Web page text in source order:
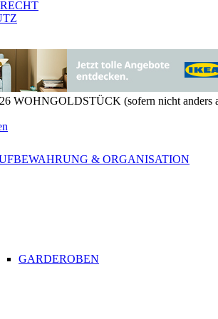
& ORGANISATION
GARDEROBEN
WOHNGOLDSTÜCK (sofern nicht anders